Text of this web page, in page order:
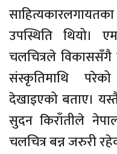
उपस्थिति थियो।
चलचित्रले विकाससँगै
संस्कृतिमाथि
देखाइएको बताए।
सुदन किराँतीले
चलचित्र बन्न जरुरी